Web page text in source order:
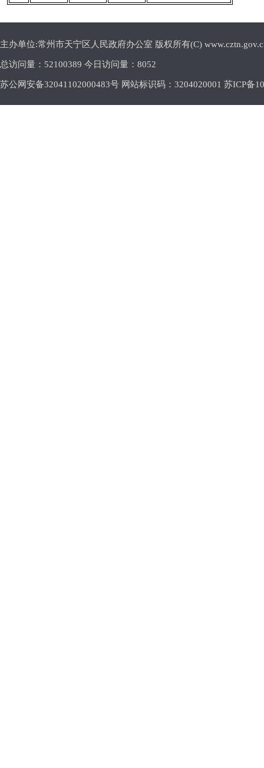
主办单位:常州市天宁区人民政府办公室 版权所有(C)
总访问量： 52100389 今日访问量： 8052
苏公网安备32041102000483号 网站标识码：3204020001 苏ICP备